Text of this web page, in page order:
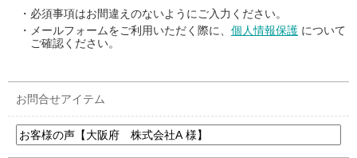
・必須事項はお間違えのないようにご入力ください。
・メールフォームをご利用いただく際に、 個人情報保護 について
ご確認ください。
お問合せアイテム